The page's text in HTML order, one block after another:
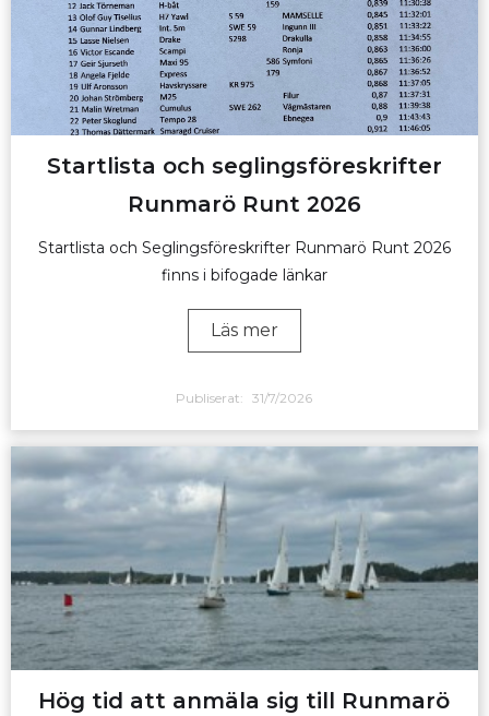
Startlista och seglingsföreskrifter
Runmarö Runt 2026
Startlista och Seglingsföreskrifter Runmarö Runt 2026
finns i bifogade länkar
Läs mer
Publiserat: 31/7/2026
Hög tid att anmäla sig till Runmarö